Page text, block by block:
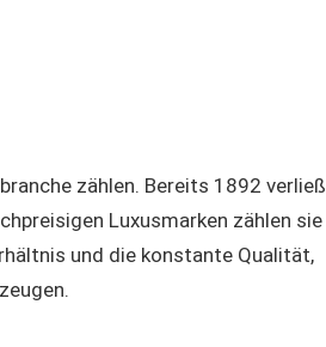
zählen. Bereits 1892 verließ
Luxusmarken zählen sie
und die konstante Qualität,